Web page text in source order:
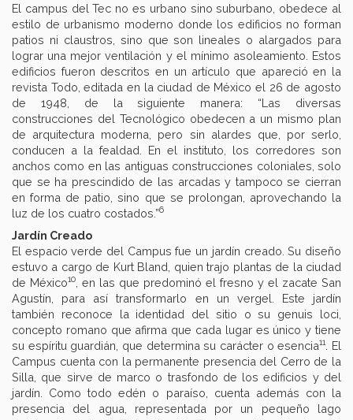
El campus del Tec no es urbano sino suburbano, obedece al
estilo de urbanismo moderno donde los edificios no forman
patios ni claustros, sino que son lineales o alargados para
lograr una mejor ventilación y el mínimo asoleamiento. Estos
edificios fueron descritos en un artículo que apareció en la
revista Todo, editada en la ciudad de México el 26 de agosto
de 1948, de la siguiente manera: “Las diversas
construcciones del Tecnológico obedecen a un mismo plan
de arquitectura moderna, pero sin alardes que, por serlo,
conducen a la fealdad. En el instituto, los corredores son
anchos como en las antiguas construcciones coloniales, solo
que se ha prescindido de las arcadas y tampoco se cierran
en forma de patio, sino que se prolongan, aprovechando la
luz de los cuatro costados.”6
Jardín Creado
El espacio verde del Campus fue un jardín creado. Su diseño
estuvo a cargo de Kurt Bland, quien trajo plantas de la ciudad
de México10
, en las que predominó el fresno y el zacate San
Agustín, para así transformarlo en un vergel. Este jardín
también reconoce la identidad del sitio o su genuis loci,
concepto romano que afirma que cada lugar es único y tiene
su espíritu guardián, que determina su carácter o esencia11. El
Campus cuenta con la permanente presencia del Cerro de la
Silla, que sirve de marco o trasfondo de los edificios y del
jardín. Como todo edén o paraíso, cuenta además con la
presencia del agua, representada por un pequeño lago